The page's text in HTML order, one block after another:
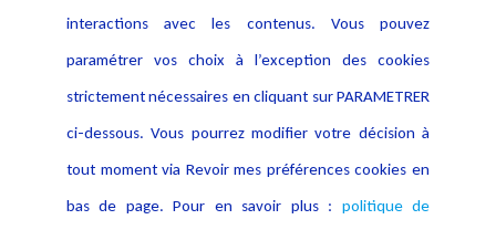
interactions avec les contenus. Vous pouvez
paramétrer vos choix à l’exception des cookies
strictement nécessaires en cliquant sur PARAMETRER
ci-dessous. Vous pourrez modifier votre décision à
tout moment via Revoir mes préférences cookies en
bas de page. Pour en savoir plus : politique de